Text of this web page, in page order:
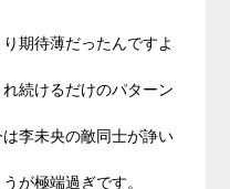
期待薄だったんですよ
続けるだけのパターン
李未央の敵同士が諍い
が極端過ぎです。